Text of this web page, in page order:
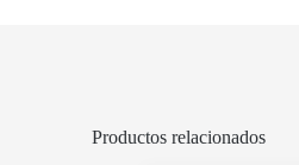
Productos relacionados